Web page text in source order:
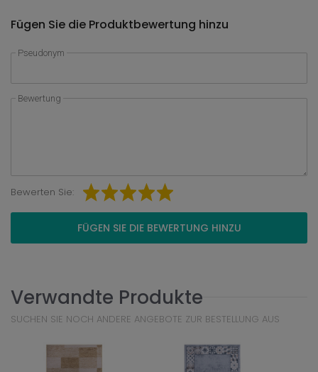
Fügen Sie die Produktbewertung hinzu
Pseudonym
Bewertung
Bewerten Sie:
FÜGEN SIE DIE BEWERTUNG HINZU
Verwandte Produkte
SUCHEN SIE NOCH ANDERE ANGEBOTE ZUR BESTELLUNG AUS